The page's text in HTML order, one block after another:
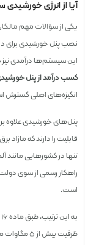
آیا از انرژی
یکی از سؤالات مهم
نصب پنل‌ خورشیدی برای
این سیستم‌ها درآمدی نیز
کسب درآمد از پنل
انگیزه‌های اصلی گسترش
پنل‌های خورشیدی علاوه
قابلیت را دارند که مازاد
تنها در کشورهایی مانند
راهکار رسمی از سوی
است.
ظرفیت